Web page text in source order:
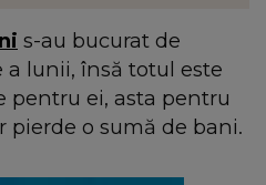
s-au bucurat de
lunii, însă totul este
pentru ei, asta pentru
pierde o sumă de bani.